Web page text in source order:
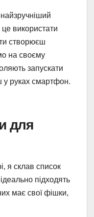
використати
створюєш
на своєму
запускати
у руках смартфон.
для
я склав список
підходять
має свої фішки,